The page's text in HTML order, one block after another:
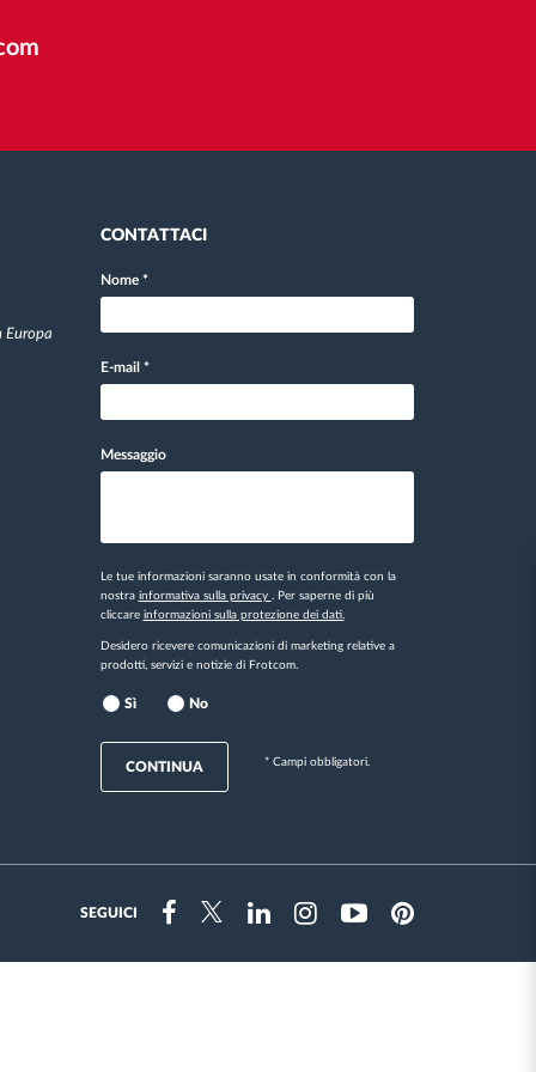
Europa
CONTATTACI
Nome *
E-mail *
Messaggio
Le tue informazioni saranno usate in conformità con la
nostra informativa sulla privacy
. Per saperne di più
cliccare informazioni sulla protezione dei dati.
Desidero ricevere comunicazioni di marketing relative a
prodotti, servizi e notizie di Frotcom.
Sì No
CONTINUA * Campi obbligatori.
SEGUICI
FacebookTwitterLinkedinInstragramYoutubePinterest